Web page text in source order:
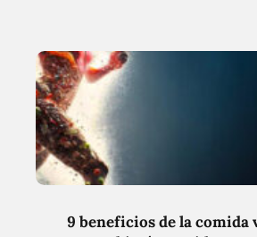
9 beneficios de la comida